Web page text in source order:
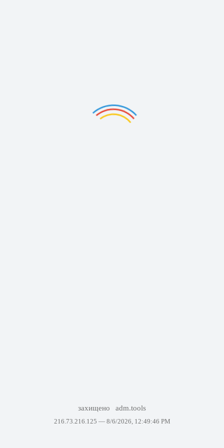
захищено adm.tools
216.73.216.125 — 8/6/2026, 12:49:46 PM